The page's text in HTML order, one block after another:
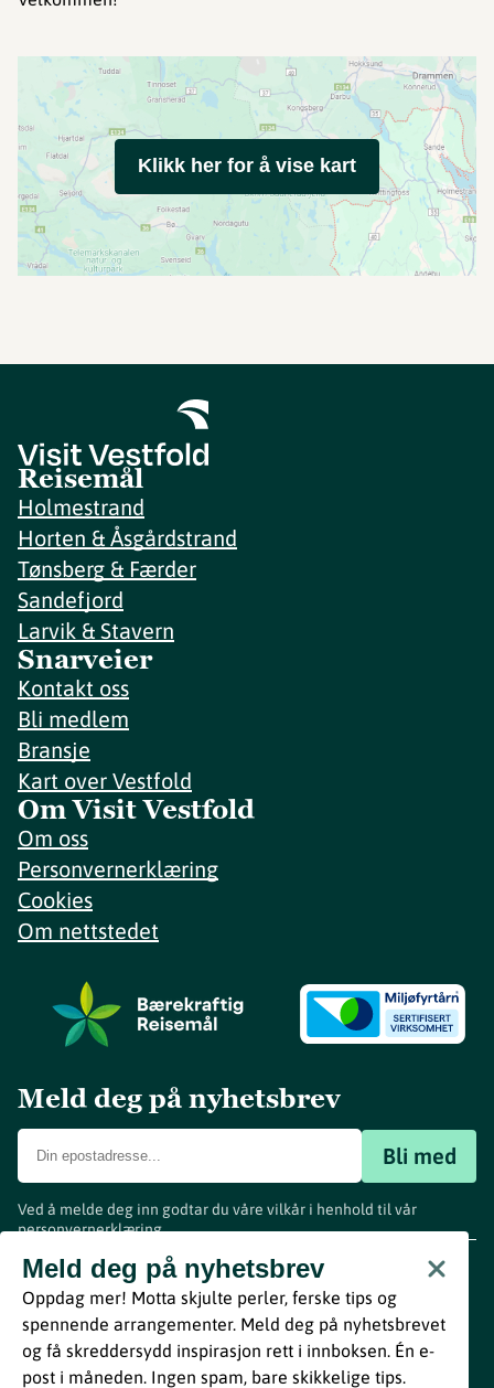
Klikk her for å vise kart
Reisemål
Holmestrand
Horten & Åsgårdstrand
Tønsberg & Færder
Sandefjord
Larvik & Stavern
Snarveier
Kontakt oss
Bli medlem
Bransje
Kart over Vestfold
Om Visit Vestfold
Om oss
Personvernerklæring
Cookies
Om nettstedet
Meld deg på nyhetsbrev
Bli med
Ved å melde deg inn godtar du våre vilkår i henhold til vår
personvernerklæring.
Meld deg på nyhetsbrev
Oppdag mer! Motta skjulte perler, ferske tips og
spennende arrangementer. Meld deg på nyhetsbrevet
og få skreddersydd inspirasjon rett i innboksen. Én e-
post i måneden. Ingen spam, bare skikkelige tips.
www.visitvestfold.com
Turistinformasjon
Vestfold Fylkeskommune
ByBreakfast